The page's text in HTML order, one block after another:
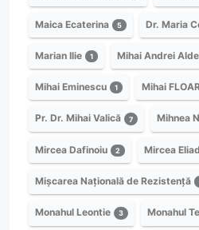
Maica Ecaterina 5 Dr. Maria
Marian Ilie 1 Mihai Andrei
Mihai Eminescu 1 Mihai
Pr. Dr. Mihai Valică 7 Mihnea
Mircea Dafinoiu 2 Mircea
Mișcarea Națională de Rezistență
Monahul Leontie 3 Monahul